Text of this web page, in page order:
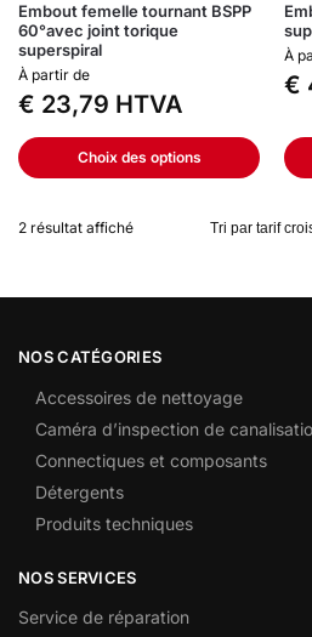
Embout femelle tournant BSPP
60°avec joint torique
superspiral
À partir de
€ 23,79 HTVA
Choix des options
À
€
2 résultat affiché
NOS CATÉGORIES
Accessoires de nettoyage
Caméra d’inspection de
Connectiques et composants
Détergents
Produits techniques
NOS SERVICES
Service de réparation